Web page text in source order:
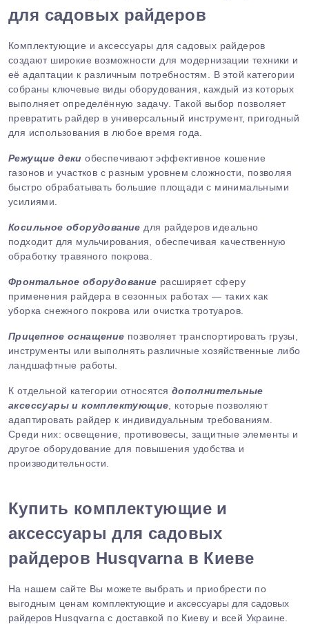
для садовых райдеров
Комплектующие и аксессуары для садовых райдеров
создают широкие возможности для модернизации техники и
её адаптации к различным потребностям. В этой категории
собраны ключевые виды оборудования, каждый из которых
выполняет определённую задачу. Такой выбор позволяет
превратить райдер в универсальный инструмент, пригодный
для использования в любое время года.
Режущие деки обеспечивают эффективное кошение
газонов и участков с разным уровнем сложности, позволяя
быстро обрабатывать большие площади с минимальными
усилиями.
Косильное оборудование для райдеров идеально
подходит для мульчирования, обеспечивая качественную
обработку травяного покрова.
Фронтальное оборудование расширяет сферу
применения райдера в сезонных работах — таких как
уборка снежного покрова или очистка тротуаров.
Прицепное оснащение позволяет транспортировать грузы,
инструменты или выполнять различные хозяйственные либо
ландшафтные работы.
К отдельной категории относятся дополнительные
аксессуары и комплектующие , которые позволяют
адаптировать райдер к индивидуальным требованиям.
Среди них: освещение, противовесы, защитные элементы и
другое оборудование для повышения удобства и
производительности.
Купить комплектующие и
аксессуары для садовых
райдеров Husqvarna в Киеве
На нашем сайте Вы можете выбрать и приобрести по
выгодным ценам комплектующие и аксессуары для садовых
райдеров Husqvarna с доставкой по Киеву и всей Украине.